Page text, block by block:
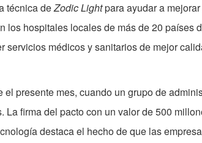
técnica deZodic Lightpara ayudar a
los hospitales locales de más de 20 países
servicios médicos y sanitarios de mejor
presente mes, cuando un grupo de
firma del pacto con un valor de 500
destaca el hecho de que las